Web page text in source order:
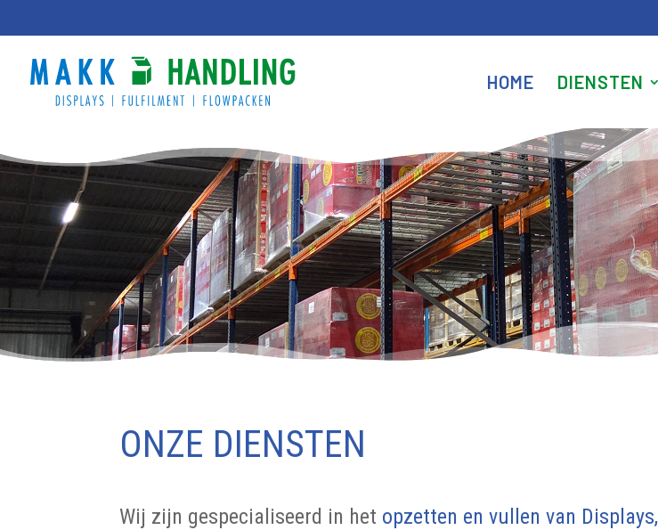
HOME DIENSTEN
ONZE DIENSTEN
Wij zijn gespecialiseerd in het opzetten en vullen van Displays,